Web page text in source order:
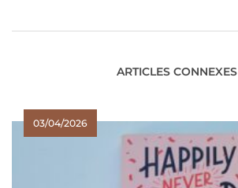
ARTICLES CONNEXES
03/04/2026